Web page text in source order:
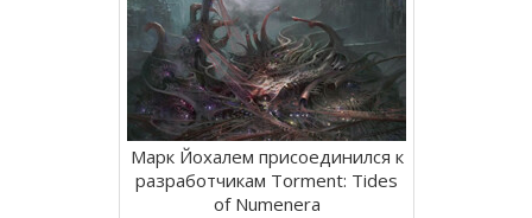
Марк Йохалем присоединился к
разработчикам Torment: Tides
of Numenera